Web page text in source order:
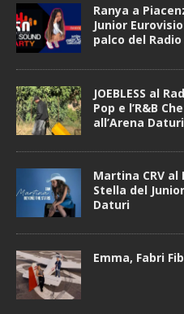
Ranya a
Junior
palco del
JOEBLESS al
Pop e l’R&B
all’Arena Daturi
Martina CRV al
Stella del
Daturi
Emma, Fabri